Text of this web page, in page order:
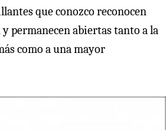
que conozco reconocen
permanecen abiertas tanto a la
como a una mayor